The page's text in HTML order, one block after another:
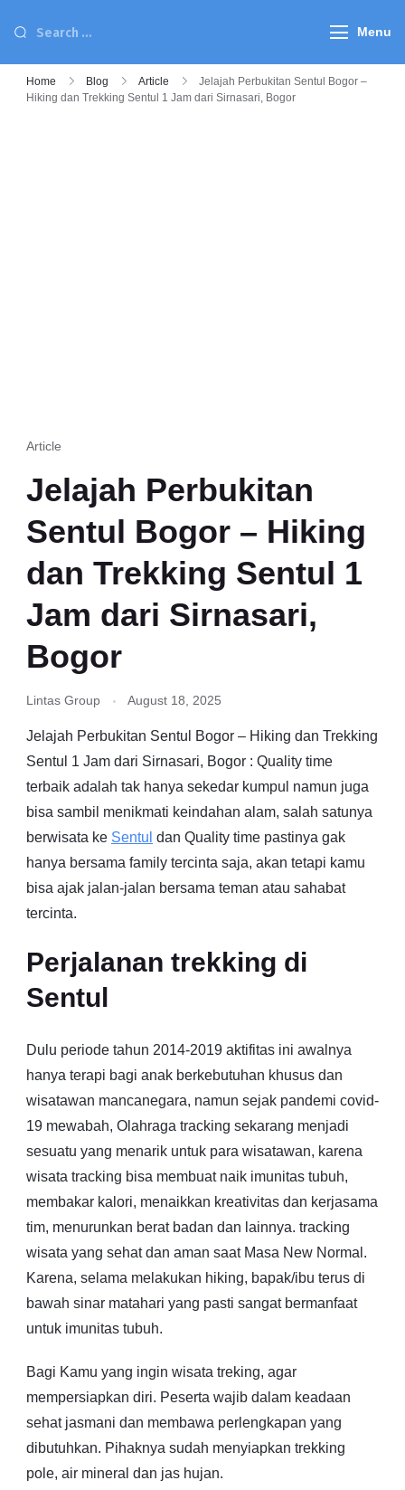
Menu
Home Blog Article
Jelajah Perbukitan Sentul Bogor –
Hiking dan Trekking Sentul 1 Jam dari Sirnasari, Bogor
Article
Jelajah Perbukitan
Sentul Bogor – Hiking
dan Trekking Sentul 1
Jam dari Sirnasari,
Bogor
Lintas Group August 18, 2025
Jelajah Perbukitan Sentul Bogor – Hiking dan Trekking
Sentul 1 Jam dari Sirnasari, Bogor : Quality time
terbaik adalah tak hanya sekedar kumpul namun juga
bisa sambil menikmati keindahan alam, salah satunya
berwisata ke Sentul dan Quality time pastinya gak
hanya bersama family tercinta saja, akan tetapi kamu
bisa ajak jalan-jalan bersama teman atau sahabat
tercinta.
Perjalanan trekking di
Sentul
Dulu periode tahun 2014-2019 aktifitas ini awalnya
hanya terapi bagi anak berkebutuhan khusus dan
wisatawan mancanegara, namun sejak pandemi covid-
19 mewabah, Olahraga tracking sekarang menjadi
sesuatu yang menarik untuk para wisatawan, karena
wisata tracking bisa membuat naik imunitas tubuh,
membakar kalori, menaikkan kreativitas dan kerjasama
tim, menurunkan berat badan dan lainnya. tracking
wisata yang sehat dan aman saat Masa New Normal.
Karena, selama melakukan hiking, bapak/ibu terus di
bawah sinar matahari yang pasti sangat bermanfaat
untuk imunitas tubuh.
Bagi Kamu yang ingin wisata treking, agar
mempersiapkan diri. Peserta wajib dalam keadaan
sehat jasmani dan membawa perlengkapan yang
dibutuhkan. Pihaknya sudah menyiapkan trekking
pole, air mineral dan jas hujan.